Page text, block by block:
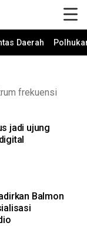
Daerah
frekuensi
jadi ujung
Balmon